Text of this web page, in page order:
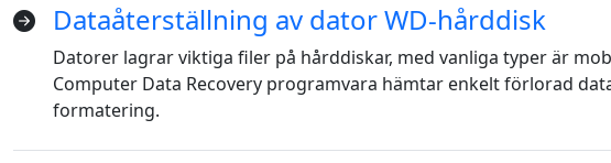
Dataåterställning av dator WD-hårddisk
Datorer lagrar viktiga filer på hårddiskar, med vanliga typer är
Computer Data Recovery programvara hämtar enkelt förlorad
formatering.
Language Switch
Nederlands
Português Deutsche
Français